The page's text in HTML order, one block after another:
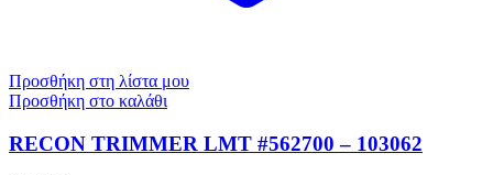
Προσθήκη στη λίστα μου
Προσθήκη στο καλάθι
RECON TRIMMER LMT #562700 – 103062